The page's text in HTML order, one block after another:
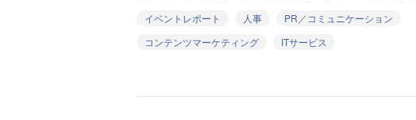
イベントレポート 人事
PR／コミュニケーション
コンテンツマーケティング
ITサービス